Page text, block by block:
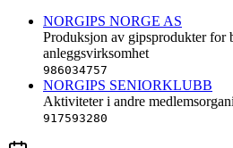
NORGIPS NORGE AS
Produksjon av gipsprodukter for
anleggsvirksomhet
986034757
NORGIPS SENIORKLUBB
Aktiviteter i andre
917593280